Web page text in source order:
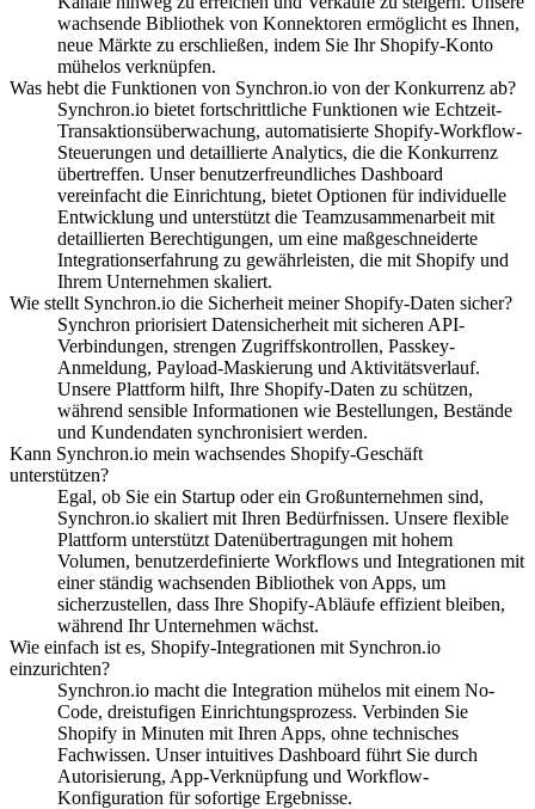
wachsende Bibliothek von Konnektoren ermöglicht es Ihnen,
neue Märkte zu erschließen, indem Sie Ihr Shopify-Konto
mühelos verknüpfen.
Was hebt die Funktionen von Synchron.io von der Konkurrenz ab?
Synchron.io bietet fortschrittliche Funktionen wie Echtzeit-
Transaktionsüberwachung, automatisierte Shopify-Workflow-
Steuerungen und detaillierte Analytics, die die Konkurrenz
übertreffen. Unser benutzerfreundliches Dashboard
vereinfacht die Einrichtung, bietet Optionen für individuelle
Entwicklung und unterstützt die Teamzusammenarbeit mit
detaillierten Berechtigungen, um eine maßgeschneiderte
Integrationserfahrung zu gewährleisten, die mit Shopify und
Ihrem Unternehmen skaliert.
Wie stellt Synchron.io die Sicherheit meiner Shopify-Daten sicher?
Synchron priorisiert Datensicherheit mit sicheren API-
Verbindungen, strengen Zugriffskontrollen, Passkey-
Anmeldung, Payload-Maskierung und Aktivitätsverlauf.
Unsere Plattform hilft, Ihre Shopify-Daten zu schützen,
während sensible Informationen wie Bestellungen, Bestände
und Kundendaten synchronisiert werden.
Kann Synchron.io mein wachsendes Shopify-Geschäft
unterstützen?
Egal, ob Sie ein Startup oder ein Großunternehmen sind,
Synchron.io skaliert mit Ihren Bedürfnissen. Unsere flexible
Plattform unterstützt Datenübertragungen mit hohem
Volumen, benutzerdefinierte Workflows und Integrationen mit
einer ständig wachsenden Bibliothek von Apps, um
sicherzustellen, dass Ihre Shopify-Abläufe effizient bleiben,
während Ihr Unternehmen wächst.
Wie einfach ist es, Shopify-Integrationen mit Synchron.io
einzurichten?
Synchron.io macht die Integration mühelos mit einem No-
Code, dreistufigen Einrichtungsprozess. Verbinden Sie
Shopify in Minuten mit Ihren Apps, ohne technisches
Fachwissen. Unser intuitives Dashboard führt Sie durch
Autorisierung, App-Verknüpfung und Workflow-
Konfiguration für sofortige Ergebnisse.